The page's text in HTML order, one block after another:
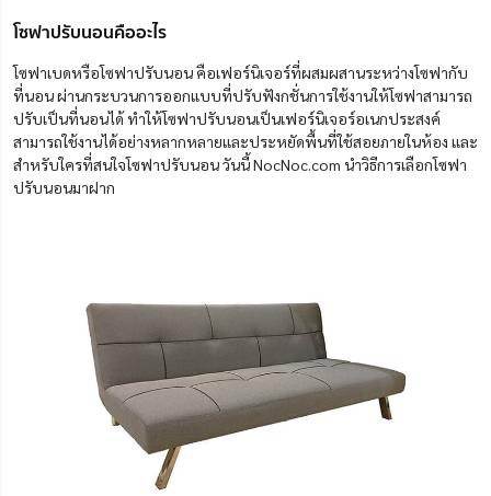
โซฟาปรับนอนคืออะไร
โซฟาเบดหรือโซฟาปรับนอน คือเฟอร์นิเจอร์ที่ผสมผสานระหว่างโซฟากับ
ที่นอน ผ่านกระบวนการออกแบบที่ปรับฟังกชั่นการใช้งานให้โซฟาสามารถ
ปรับเป็นที่นอนได้ ทำให้โซฟาปรับนอนเป็นเฟอร์นิเจอร์อเนกประสงค์
สามารถใช้งานได้อย่างหลากหลายและประหยัดพื้นที่ใช้สอยภายในห้อง และ
สำหรับใครที่สนใจโซฟาปรับนอน วันนี้ NocNoc.com นำวิธีการเลือกโซฟา
ปรับนอนมาฝาก